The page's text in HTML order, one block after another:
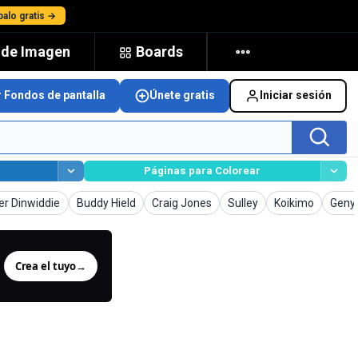
gratis →
Imagen Boards
Fondos de pantalla Únete gratis Iniciar sesión
Páginas para Colorear
Dinwiddie
de pantalla Buddy Hield
Fondos de pantallaCraig Jones
Fondos de pantalla
Sulley
Fondos de pantalla
Koikimo
Fondos de
Crea el tuyo→